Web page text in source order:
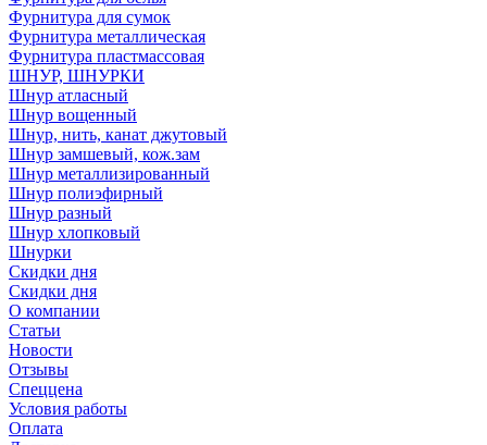
Фурнитура для сумок
Фурнитура металлическая
Фурнитура пластмассовая
ШНУР, ШНУРКИ
Шнур атласный
Шнур вощенный
Шнур, нить, канат джутовый
Шнур замшевый, кож.зам
Шнур металлизированный
Шнур полиэфирный
Шнур разный
Шнур хлопковый
Шнурки
Скидки дня
Скидки дня
О компании
Статьи
Новости
Отзывы
Спеццена
Условия работы
Оплата